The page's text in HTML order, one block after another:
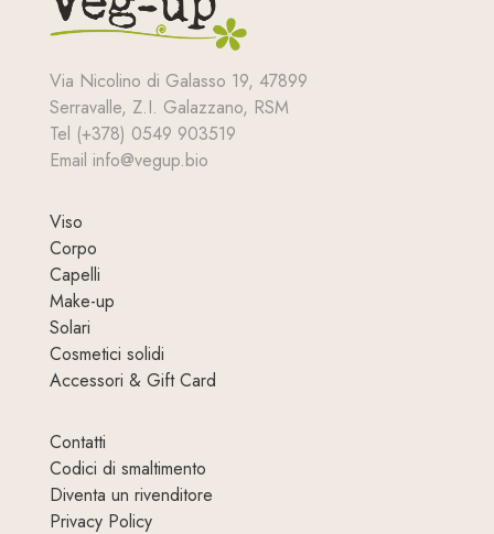
Via Nicolino di Galasso 19, 47899
Serravalle, Z.I. Galazzano, RSM
Tel (+378) 0549 903519
Email info@vegup.bio
Viso
Corpo
Capelli
Make-up
Solari
Cosmetici solidi
Accessori & Gift Card
Contatti
Codici di smaltimento
Diventa un rivenditore
Privacy Policy